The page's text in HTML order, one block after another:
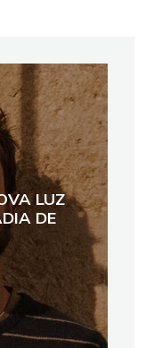
LUZ
DE